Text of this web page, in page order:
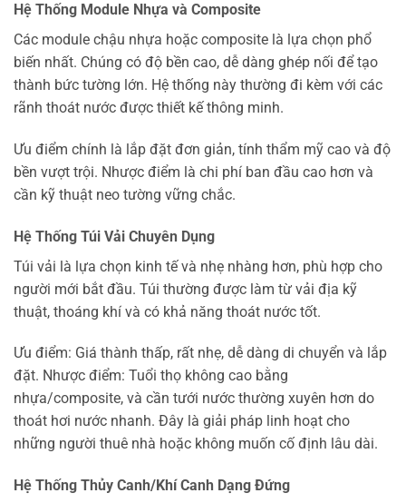
Hệ Thống Module Nhựa và Composite
Các module chậu nhựa hoặc composite là lựa chọn phổ
biến nhất. Chúng có độ bền cao, dễ dàng ghép nối để tạo
thành bức tường lớn. Hệ thống này thường đi kèm với các
rãnh thoát nước được thiết kế thông minh.
Ưu điểm chính là lắp đặt đơn giản, tính thẩm mỹ cao và độ
bền vượt trội. Nhược điểm là chi phí ban đầu cao hơn và
cần kỹ thuật neo tường vững chắc.
Hệ Thống Túi Vải Chuyên Dụng
Túi vải là lựa chọn kinh tế và nhẹ nhàng hơn, phù hợp cho
người mới bắt đầu. Túi thường được làm từ vải địa kỹ
thuật, thoáng khí và có khả năng thoát nước tốt.
Ưu điểm: Giá thành thấp, rất nhẹ, dễ dàng di chuyển và lắp
đặt. Nhược điểm: Tuổi thọ không cao bằng
nhựa/composite, và cần tưới nước thường xuyên hơn do
thoát hơi nước nhanh. Đây là giải pháp linh hoạt cho
những người thuê nhà hoặc không muốn cố định lâu dài.
Hệ Thống Thủy Canh/Khí Canh Dạng Đứng